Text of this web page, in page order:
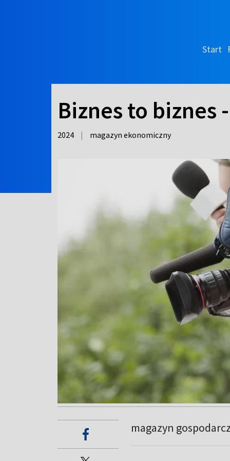
Start
Biznes to biznes
2024 | magazyn ekonomiczny
magazyn